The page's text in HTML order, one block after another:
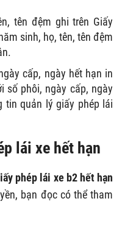
tên đệm ghi trên Giấy
sinh, họ, tên, tên đệm
cấp, ngày hết hạn in
số phôi, ngày cấp, ngày
tin quản lý giấy phép lái
lái xe hết hạn
phép lái xe b2 hết hạn
bạn đọc có thể tham